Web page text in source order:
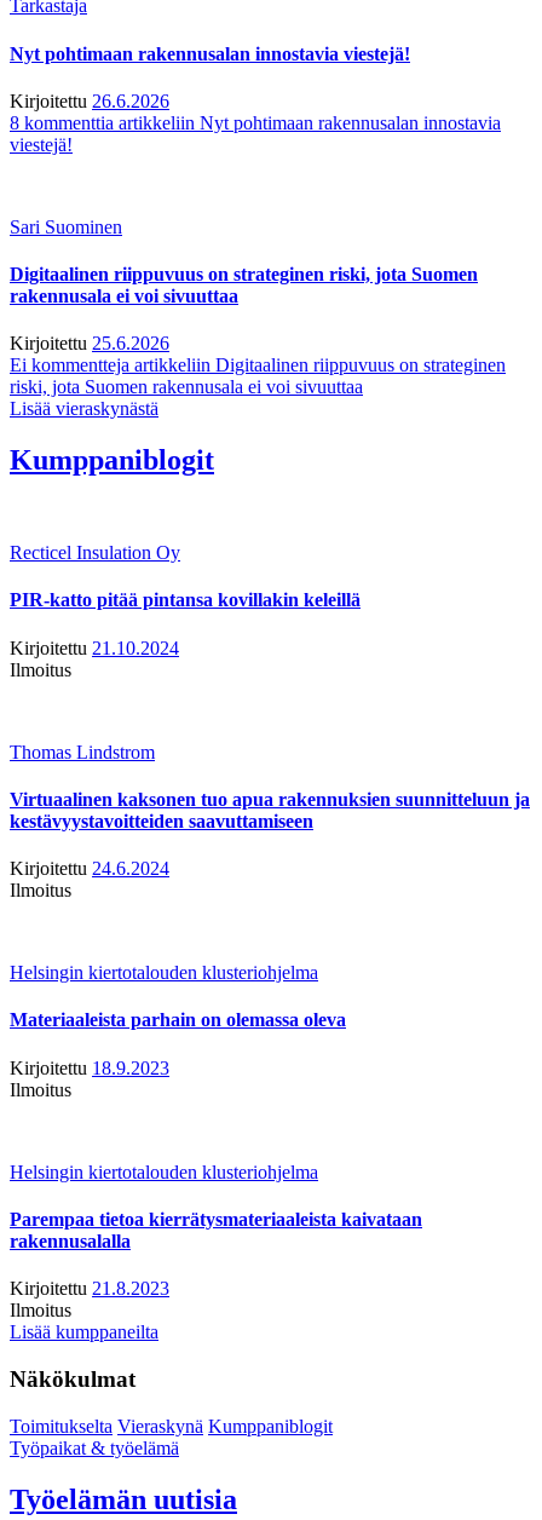
Tarkastaja
Nyt pohtimaan rakennusalan innostavia viestejä!
Kirjoitettu 26.6.2026
8 kommenttia artikkeliin Nyt pohtimaan rakennusalan innostavia
viestejä!
Sari Suominen
Digitaalinen riippuvuus on strateginen riski, jota Suomen
rakennusala ei voi sivuuttaa
Kirjoitettu 25.6.2026
Ei kommentteja artikkeliin Digitaalinen riippuvuus on strateginen
riski, jota Suomen rakennusala ei voi sivuuttaa
Lisää vieraskynästä
Kumppaniblogit
Recticel Insulation Oy
PIR-katto pitää pintansa kovillakin keleillä
Kirjoitettu 21.10.2024
Ilmoitus
Thomas Lindstrom
Virtuaalinen kaksonen tuo apua rakennuksien suunnitteluun ja
kestävyystavoitteiden saavuttamiseen
Kirjoitettu 24.6.2024
Ilmoitus
Helsingin kiertotalouden klusteriohjelma
Materiaaleista parhain on olemassa oleva
Kirjoitettu 18.9.2023
Ilmoitus
Helsingin kiertotalouden klusteriohjelma
Parempaa tietoa kierrätysmateriaaleista kaivataan
rakennusalalla
Kirjoitettu 21.8.2023
Ilmoitus
Lisää kumppaneilta
Näkökulmat
Toimitukselta Vieraskynä Kumppaniblogit
Työpaikat & työelämä
Työelämän uutisia